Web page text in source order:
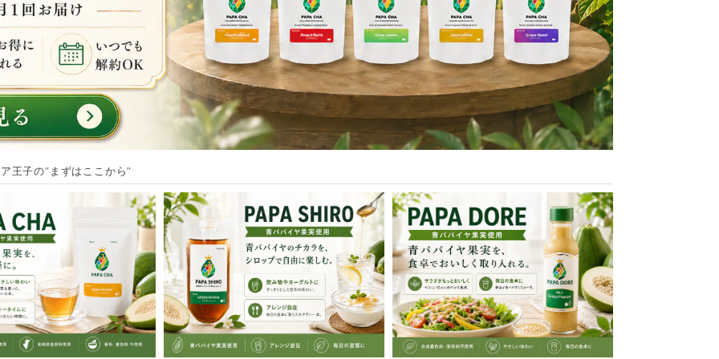
王子の"まずはここから"